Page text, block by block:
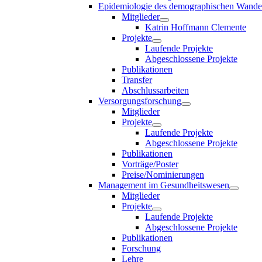
Epidemiologie des demographischen
Mitglieder
Katrin Hoffmann Clemente
Projekte
Laufende Projekte
Abgeschlossene Projekte
Publikationen
Transfer
Abschlussarbeiten
Versorgungsforschung
Mitglieder
Projekte
Laufende Projekte
Abgeschlossene Projekte
Publikationen
Vorträge/Poster
Preise/Nominierungen
Management im Gesundheitswesen
Mitglieder
Projekte
Laufende Projekte
Abgeschlossene Projekte
Publikationen
Forschung
Lehre